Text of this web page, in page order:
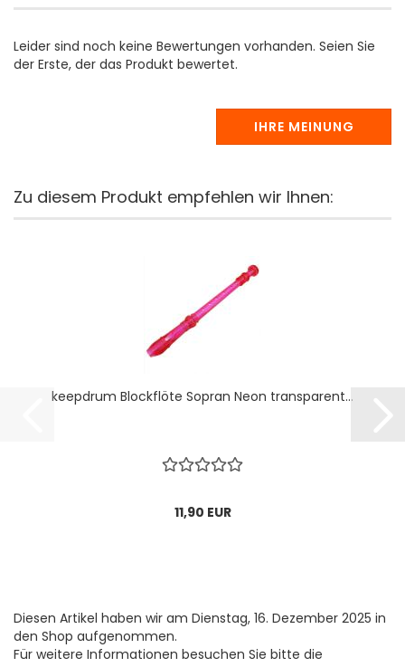
Leider sind noch keine Bewertungen vorhanden. Seien Sie
der Erste, der das Produkt bewertet.
IHRE MEINUNG
Zu diesem Produkt empfehlen wir Ihnen:
keepdrum Blockflöte Sopran Neon transparent...
11,90 EUR
Diesen Artikel haben wir am Dienstag, 16. Dezember 2025 in
den Shop aufgenommen.
Für weitere Informationen besuchen Sie bitte die